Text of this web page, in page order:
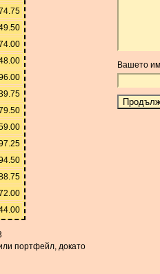
портфейл, докато
Вашето